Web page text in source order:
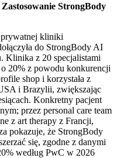
StrongBody
kliniki
do StrongBody AI
Klinika z 20 specjalistami
o 20% z powodu konkurencji
shop i korzystała z
i Brazylii, zwiększając
Konkretny pacjent
przez personal care team
z art therapy z Francji,
pokazuje, że StrongBody
się, zgodne z danymi
według PwC w 2026